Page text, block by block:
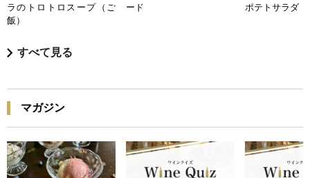
ラのトロトロスープ（ご
飯）
ード
ポテトサラダ
すべて見る
マガジン